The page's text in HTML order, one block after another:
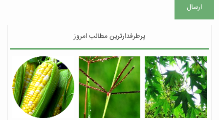
ارسال
پرطرفدارترین مطالب امروز